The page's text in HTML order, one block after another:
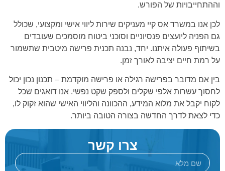
צרו קשר
וההתחייבויות של הפורש.
לכן אנו במשרד אס קיי מעניקים שירות ליווי אישי ומקצועי, שכולל
גם הפניה ליועצים פנסיוניים וסוכני ביטוח מוסמכים שעובדים
בשיתוף פעולה איתנו. יחד, נבנה תכנית פרישה מיטבית שתשמור
על רמת חיים יציבה לאורך זמן.
בין אם מדובר בפרישה רגילה או פרישה מוקדמת – תכנון נכון יכול
לחסוך עשרות אלפי שקלים ולספק שקט נפשי. אנו דואגים שכל
לקוח יקבל את מלוא המידע, ההכוונה והליווי האישי שהוא זקוק לו,
כדי לצאת לדרך החדשה בצורה הטובה ביותר.